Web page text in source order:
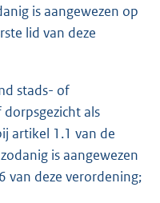
is aangewezen op
lid van deze
stads- of
als
artikel 1.1 van de
is aangewezen
van deze verordening;